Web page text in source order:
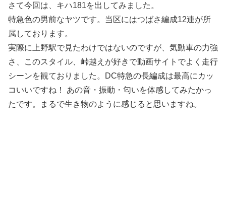
さて今回は、キハ181を出してみました。
特急色の男前なヤツです。当区にはつばさ編成12連が所
属しております。
実際に上野駅で見たわけではないのですが、気動車の力強
さ、このスタイル、峠越えが好きで動画サイトでよく走行
シーンを観ておりました。DC特急の長編成は最高にカッ
コいいですね！ あの音・振動・匂いを体感してみたかっ
たです。まるで生き物のように感じると思いますね。